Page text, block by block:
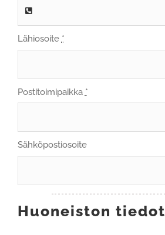
Lähiosoite *
Postitoimipaikka *
Sähköpostiosoite
Huoneiston tiedot